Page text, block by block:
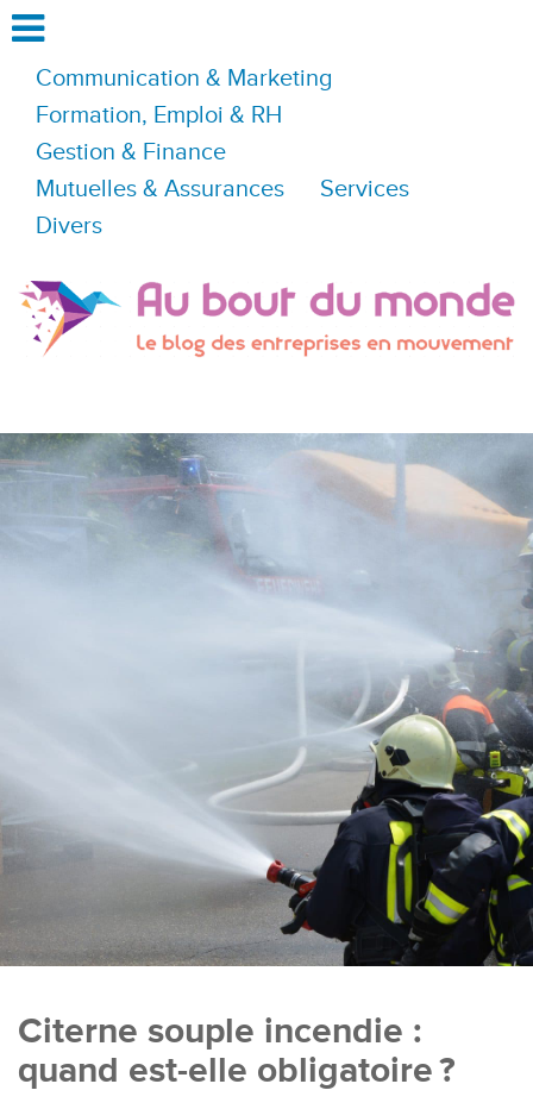
Communication & Marketing
Formation, Emploi & RH
Gestion & Finance
Mutuelles & Assurances
Services
Divers
Citerne souple incendie :
quand est-elle obligatoire ?